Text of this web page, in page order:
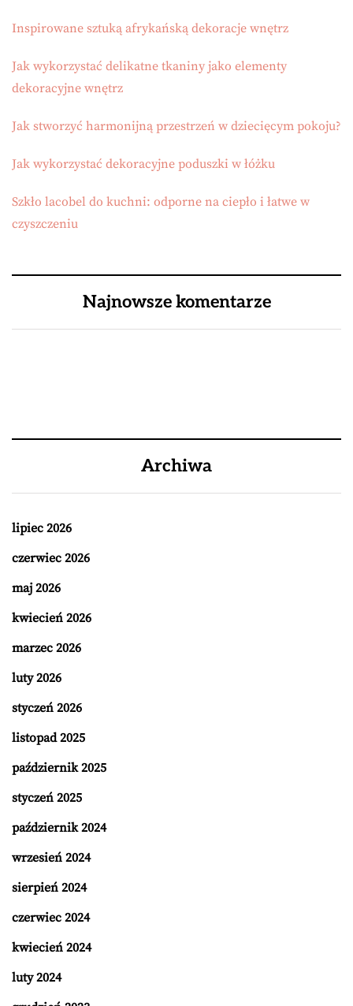
Inspirowane sztuką afrykańską dekoracje wnętrz
Jak wykorzystać delikatne tkaniny jako elementy
dekoracyjne wnętrz
Jak stworzyć harmonijną przestrzeń w dziecięcym pokoju?
Jak wykorzystać dekoracyjne poduszki w łóżku
Szkło lacobel do kuchni: odporne na ciepło i łatwe w
czyszczeniu
Najnowsze komentarze
Archiwa
lipiec 2026
czerwiec 2026
maj 2026
kwiecień 2026
marzec 2026
luty 2026
styczeń 2026
listopad 2025
październik 2025
styczeń 2025
październik 2024
wrzesień 2024
sierpień 2024
czerwiec 2024
kwiecień 2024
luty 2024